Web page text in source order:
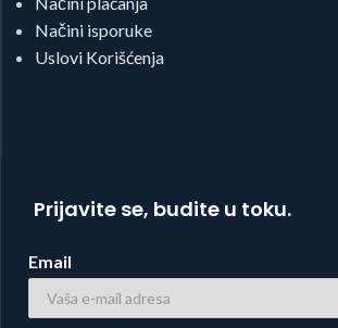
Načini isporuke
Uslovi Korišćenja
Prijavite se, budite u toku.
Email